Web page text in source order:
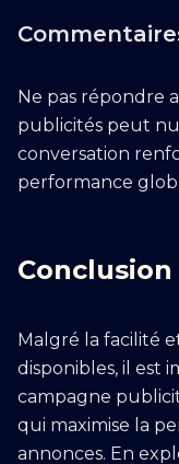
Ne pas répondre
publicités peut
conversation
performance
Conclusion
Malgré la facilité
disponibles, il est
campagne
qui maximise la
annonces. En